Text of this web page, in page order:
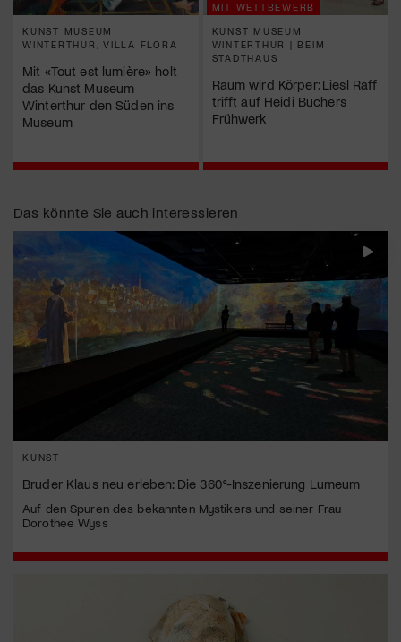
KUNST MUSEUM
WINTERTHUR, VILLA FLORA
Mit «Tout est lumière» holt
das Kunst Museum
Winterthur den Süden ins
Museum
MIT WETTBEWERB
KUNST MUSEUM
WINTERTHUR | BEIM
STADTHAUS
Raum wird Körper: Liesl Raff
trifft auf Heidi Buchers
Frühwerk
Das könnte Sie auch interessieren
KUNST
Bruder Klaus neu erleben: Die 360°-Inszenierung Lumeum
Auf den Spuren des bekannten Mystikers und seiner Frau
Dorothee Wyss